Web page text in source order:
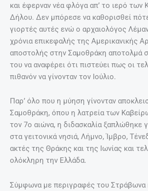
και έφερναν νέα φλόγα απ’ το ιερό των
Δήλου. Δεν μπόρεσε να καθορισθεί
γιορτές αυτές ενώ ο αρχαιολόγος
χρόνια επικεφαλής της Αμερικανικής
αποστολής στην Σαμοθράκη αποτολμά
του να αναφέρει ότι πιστεύει πως οι
πιθανόν να γίνονταν τον Ιούλιο.
Παρ’ όλο που η μύηση γίνονταν
Σαμοθράκη, όπου η λατρεία των
τον 7ο αιώνα, η διδασκαλία ξαπλώθηκε
στα γειτονικά νησιά, Λήμνο, Ίμβρο,
ακτές της Θράκης και της Ιωνίας και
ολόκληρη την Ελλάδα.
Σύμφωνα με περιγραφές του Στράβωνα